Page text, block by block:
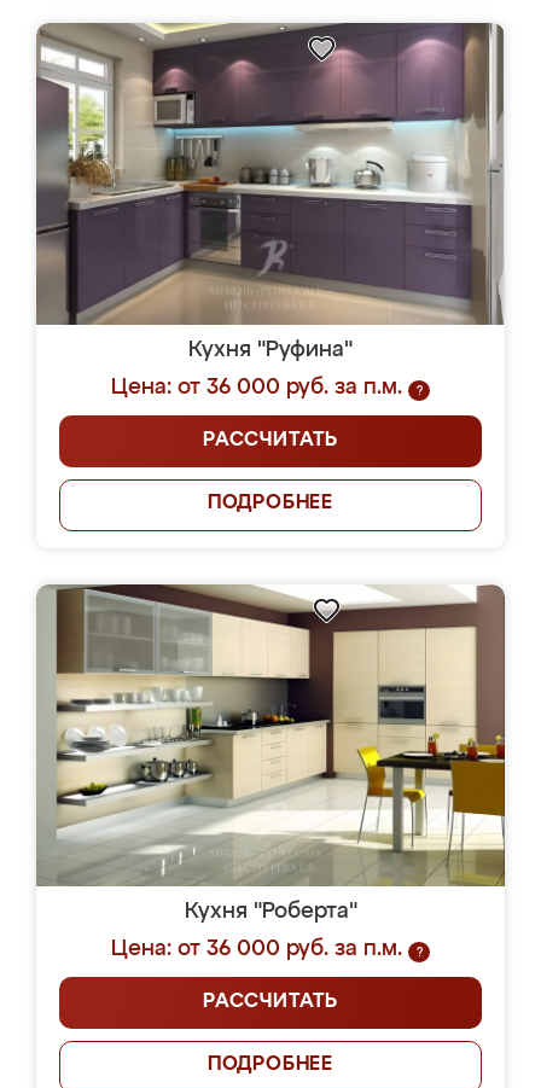
Кухня "Руфина"
Цена: от 36 000 руб. за п.м.
?
РАССЧИТАТЬ
ПОДРОБНЕЕ
Кухня "Роберта"
Цена: от 36 000 руб. за п.м.
?
РАССЧИТАТЬ
ПОДРОБНЕЕ